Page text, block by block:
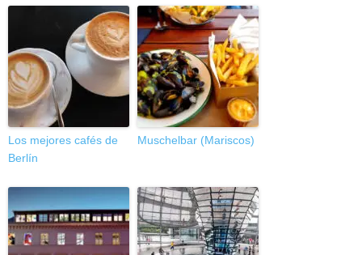
Los mejores cafés de
Berlín
Muschelbar (Mariscos)